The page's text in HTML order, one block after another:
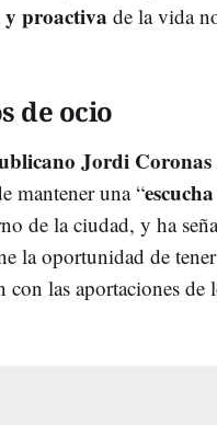
y proactiva de la vida
de ocio
Jordi Coronas
mantener una “
de la ciudad, y ha
la oportunidad de
con las aportaciones de